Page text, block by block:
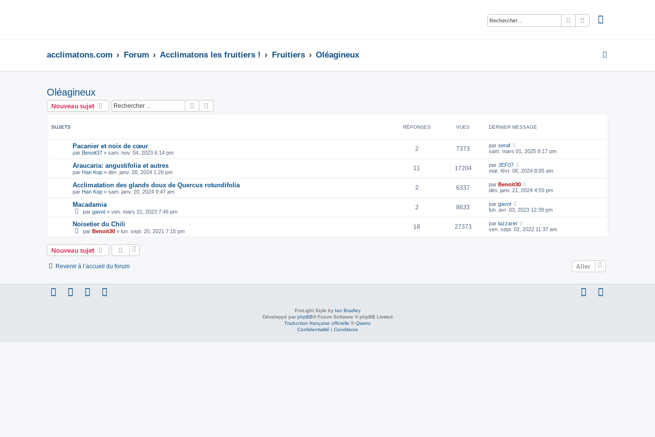
Rechercher
acclimatons.com Forum Acclimatons les fruitiers ! Fruitiers Oléagineux
Oléagineux
Nouveau sujet Rechercher
SUJETS RÉPONSES VUES DERNIER MESSAGE
Pacanier et noix de cœur
par Benoit37 » sam. nov. 04, 2023 6:14 pm
2 7373 par seraf
sam. mars 01, 2025 8:17 pm
Araucaria: angustifolia et autres
par Han Kop » dim. janv. 28, 2024 1:26 pm
11 17204 par JEF07
mar. févr. 06, 2024 8:05 am
Acclimatation des glands doux de Quercus rotundifolia
par Han Kop » sam. janv. 20, 2024 9:47 am
2 6337 par Benoit30
dim. janv. 21, 2024 4:55 pm
Macadamia
par gavot » ven. mars 31, 2023 7:46 pm
2 8633 par gavot
lun. avr. 03, 2023 12:39 pm
Noisetier du Chili
par Benoit30 » lun. sept. 20, 2021 7:15 pm
18 27373 par lazzaret
ven. sept. 02, 2022 11:37 am
Nouveau sujet
Revenir à l’accueil du forum Aller
ProLight Style by Ian Bradley
Développé par phpBB® Forum Software © phpBB Limited
Traduction française officielle ©Qiaeru
Confidentialité | Conditions